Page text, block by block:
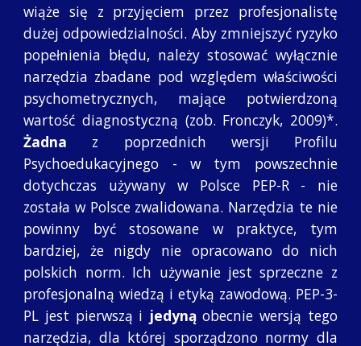
wiąże się z przyjęciem przez profesjonalistę
dużej odpowiedzialności. Aby zmniejszyć ryzyko
popełnienia błędu, należy stosować wyłącznie
narzędzia zbadane pod względem właściwości
psychometrycznych, mające potwierdzoną
wartość diagnostyczną (zob. Fronczyk, 2009)*.
Żadna z poprzednich wersji Profilu
Psychoedukacyjnego - w tym powszechnie
dotychczas używany w Polsce PEP-R - nie
została w Polsce zwalidowana. Narzędzia te nie
powinny być stosowane w praktyce, tym
bardziej, że nigdy nie opracowano do nich
polskich norm. Ich używanie jest sprzeczne z
profesjonalną wiedzą i etyką zawodową. PEP-3-
PL jest pierwszą i jedynąobecnie wersją tego
narzędzia, dla której sporządzono normy dla